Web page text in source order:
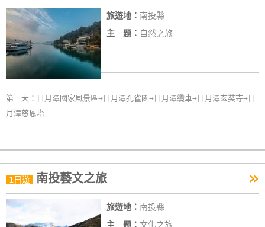
廠
合
作
旅
伴
商
品
宣
傳
旅遊地： 南投縣
主 題： 自然之旅
第一天：日月潭國家風景區→日月潭孔雀園→日月潭纜車→日月潭玄奘寺→日
月潭慈恩塔
1日遊 南投藝文之旅 »
旅遊地： 南投縣
主 題： 文化之旅